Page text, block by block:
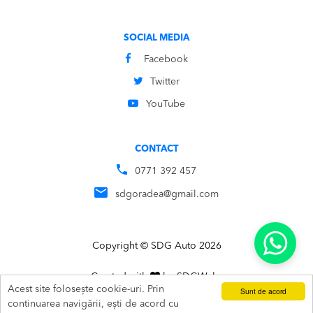
Sunt de acord
Acest site folosește cookie-uri. Prin
continuarea navigării, ești de acord cu
SOCIAL MEDIA
Facebook
Twitter
YouTube
CONTACT
0771 392 457
sdgoradea@gmail.com
Copyright © SDG Auto 2026
Created with bySDGWebs
ADAUGĂ ÎN COȘ